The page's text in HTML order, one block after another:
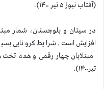
(آفتاب نیوز ۵ تیر ۱۴۰۰).
در سیتان و بلوچستان، شمار
افزایش است. شرایط کرونایی
تیر۱۴۰۰).